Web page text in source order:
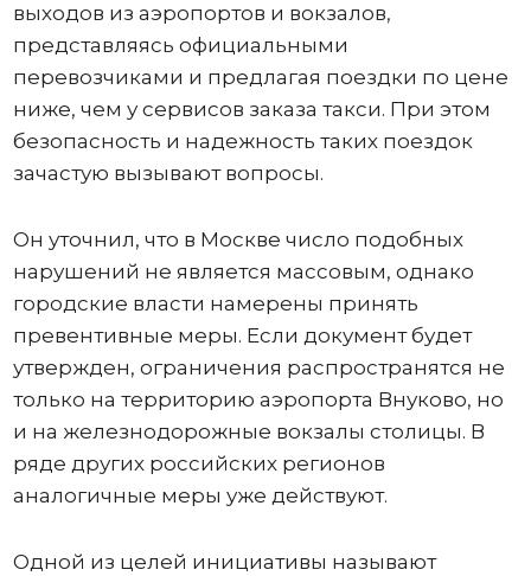
выходов из аэропортов и вокзалов,
представляясь официальными
перевозчиками и предлагая поездки по цене
ниже, чем у сервисов заказа такси. При этом
безопасность и надежность таких поездок
зачастую вызывают вопросы.
Он уточнил, что в Москве число подобных
нарушений не является массовым, однако
городские власти намерены принять
превентивные меры. Если документ будет
утвержден, ограничения распространятся не
только на территорию аэропорта Внуково, но
и на железнодорожные вокзалы столицы. В
ряде других российских регионов
аналогичные меры уже действуют.
Одной из целей инициативы называют